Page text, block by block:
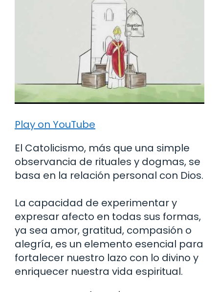
Play on YouTube
El Catolicismo, más que una simple
observancia de rituales y dogmas, se
basa en la relación personal con Dios.
La capacidad de experimentar y
expresar afecto en todas sus formas,
ya sea amor, gratitud, compasión o
alegría, es un elemento esencial para
fortalecer nuestro lazo con lo divino y
enriquecer nuestra vida espiritual.